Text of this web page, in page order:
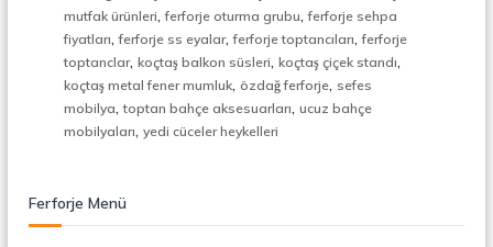
e
p
e
r
a
mutfak ürünleri,ferforje oturma grubu,ferforje sehpa
fiyatları,ferforje ss eyalar,ferforje toptancıları,ferforje
toptanclar, koçtaş balkon süsleri, koçtaş çiçek standı,
koçtaş metal fener mumluk, özdağ ferforje, sefes
mobilya,toptan bahçe aksesuarları, ucuz bahçe
mobilyaları, yedi cüceler heykelleri
Ferforje Menü